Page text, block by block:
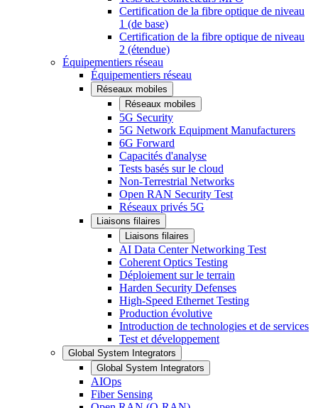
Certification de la fibre optique de niveau
1 (de base)
Certification de la fibre optique de niveau
2 (étendue)
Équipementiers réseau
Équipementiers réseau
Réseaux mobiles
Réseaux mobiles
5G Security
5G Network Equipment Manufacturers
6G Forward
Capacités d'analyse
Tests basés sur le cloud
Non-Terrestrial Networks
Open RAN Security Test
Réseaux privés 5G
Liaisons filaires
Liaisons filaires
AI Data Center Networking Test
Coherent Optics Testing
Déploiement sur le terrain
Harden Security Defenses
High-Speed Ethernet Testing
Production évolutive
Introduction de technologies et de services
Test et développement
Global System Integrators
Global System Integrators
AIOps
Fiber Sensing